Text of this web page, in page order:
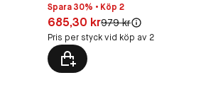
Spara 30% • Köp 2
Pris: 685,30 kr
685,30 krOriginal pris:
979 kr
Pris per styck vid köp av 2